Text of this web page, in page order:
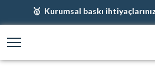
🥇 Kurumsal baskı
🥇 Fiyatlarımıza baskı ve